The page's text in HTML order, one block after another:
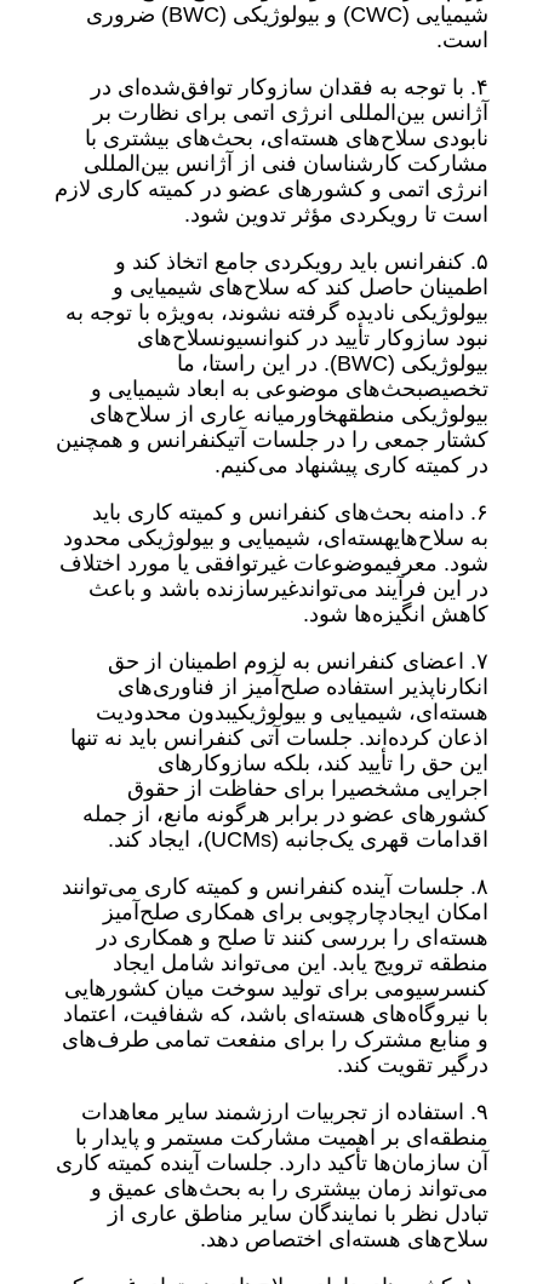
شیمیایی (CWC) و بیولوژیکی (BWC) ضروری
است.
۴. با توجه به فقدان سازوکار توافق‌شده‌ای در
آژانس بین‌المللی انرژی اتمی برای نظارت بر
نابودی سلاح‌های هسته‌ای، بحث‌های بیشتری با
مشارکت کارشناسان فنی از آژانس بین‌المللی
انرژی اتمی و کشورهای عضو در کمیته کاری لازم
است تا رویکردی مؤثر تدوین شود.
۵. کنفرانس باید رویکردی جامع اتخاذ کند و
اطمینان حاصل کند که سلاح‌های شیمیایی و
بیولوژیکی نادیده گرفته نشوند، به‌ویژه با توجه به
نبود سازوکار تأیید در کنوانسیونسلاح‌های
بیولوژیکی (BWC). در این راستا، ما
تخصیصبحث‌های موضوعی به ابعاد شیمیایی و
بیولوژیکی منطقهخاورمیانه عاری از سلاح‌های
کشتار جمعی را در جلسات آتیکنفرانس و همچنین
در کمیته کاری پیشنهاد می‌کنیم.
۶. دامنه بحث‌های کنفرانس و کمیته کاری باید
به سلاح‌هایهسته‌ای، شیمیایی و بیولوژیکی محدود
شود. معرفیموضوعات غیرتوافقی یا مورد اختلاف
در این فرآیند می‌تواندغیرسازنده باشد و باعث
کاهش انگیزه‌ها شود.
۷. اعضای کنفرانس به لزوم اطمینان از حق
انکارناپذیر استفاده صلح‌آمیز از فناوری‌های
هسته‌ای، شیمیایی و بیولوژیکیبدون محدودیت
اذعان کرده‌اند. جلسات آتی کنفرانس باید نه تنها
این حق را تأیید کند، بلکه سازوکارهای
اجرایی مشخصیرا برای حفاظت از حقوق
کشورهای عضو در برابر هرگونه مانع، از جمله
اقدامات قهری یک‌جانبه (UCMs)، ایجاد کند.
۸. جلسات آینده کنفرانس و کمیته کاری می‌توانند
امکان ایجادچارچوبی برای همکاری صلح‌آمیز
هسته‌ای را بررسی کنند تا صلح و همکاری در
منطقه ترویج یابد. این می‌تواند شامل ایجاد
کنسرسیومی برای تولید سوخت میان کشورهایی
با نیروگاه‌های هسته‌ای باشد، که شفافیت، اعتماد
و منابع مشترک را برای منفعت تمامی طرف‌های
درگیر تقویت کند.
۹. استفاده از تجربیات ارزشمند سایر معاهدات
منطقه‌ای بر اهمیت مشارکت مستمر و پایدار با
آن سازمان‌ها تأکید دارد. جلسات آینده کمیته کاری
می‌تواند زمان بیشتری را به بحث‌های عمیق و
تبادل نظر با نمایندگان سایر مناطق عاری از
سلاح‌های هسته‌ای اختصاص دهد.